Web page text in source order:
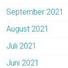
September 2021
August 2021
Juli 2021
Juni 2021